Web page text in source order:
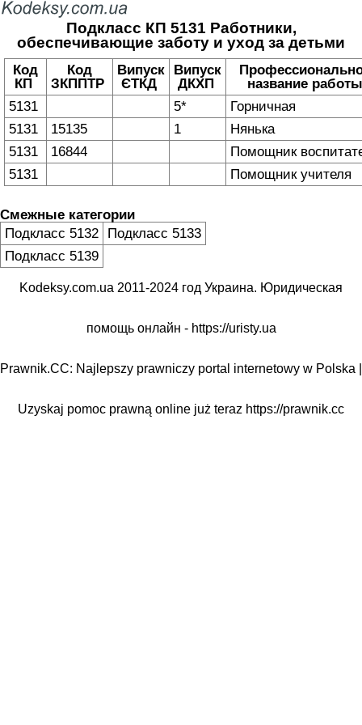
Подкласс КП 5131 Работники,
обеспечивающие заботу и уход за детьми
Код
КП
Код
ЗКППТР
Випуск
ЄТКД
Випуск
ДКХП
название работы
5131
5*
Горничная
5131
15135 1
Нянька
5131
16844
Помощник
5131
Помощник учителя
Смежные категории
Подкласс 5132 Подкласс 5133
Подкласс 5139
Kodeksy.com.ua 2011-2024 год Украина. Юридическая
помощь онлайн - https://uristy.ua
Prawnik.CC: Najlepszy prawniczy portal internetowy w Polska |
Uzyskaj pomoc prawną online już teraz https://prawnik.cc